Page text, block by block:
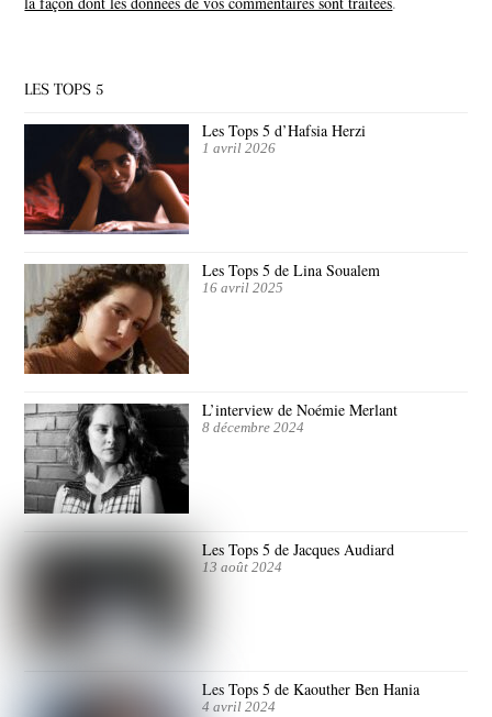
LES TOPS 5
Les Tops 5 d’Hafsia Herzi
1 avril 2026
Les Tops 5 de Lina Soualem
16 avril 2025
L’interview de Noémie Merlant
8 décembre 2024
Les Tops 5 de Jacques Audiard
13 août 2024
Les Tops 5 de Kaouther Ben Hania
4 avril 2024